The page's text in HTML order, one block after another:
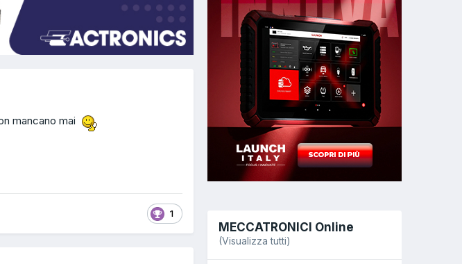
mancano mai
1
MECCATRONICI Online
(Visualizza tutti)